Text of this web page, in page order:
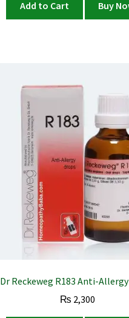
Add to Cart Buy
Dr Reckeweg R183 Anti-
₨ 2,300